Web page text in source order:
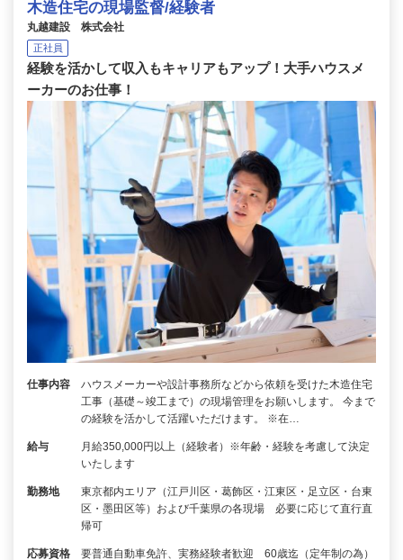
木造住宅の現場監督/経験者
丸越建設 株式会社
正社員
経験を活かして収入もキャリアもアップ！大手ハウスメ
ーカーのお仕事！
仕事内容
ハウスメーカーや設計事務所などから依頼を受けた木造住宅
工事（基礎～竣工まで）の現場管理をお願いします。 今まで
の経験を活かして活躍いただけます。 ※在…
給与
月給350,000円以上（経験者）※年齢・経験を考慮して決定
いたします
勤務地
東京都内エリア（江戸川区・葛飾区・江東区・足立区・台東
区・墨田区等）および千葉県の各現場 必要に応じて直行直
帰可
応募資格 要普通自動車免許、実務経験者歓迎 60歳迄（定年制の為）